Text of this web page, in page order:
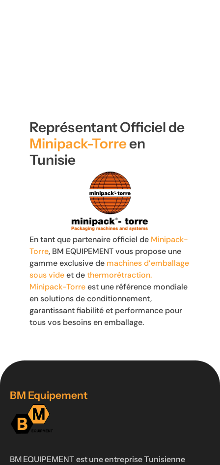
Représentant Officiel de
Minipack-Torreen
Tunisie
En tant que partenaire officiel de Minipack-
Torre, BM EQUIPEMENT vous propose une
gamme exclusive de machines d’emballage
sous videet dethermorétraction.
Minipack-Torreest une référence mondiale
en solutions de conditionnement,
garantissant fiabilité et performance pour
tous vos besoins en emballage.
BM Equipement
BM EQUIPEMENT est une entreprise Tunisienne